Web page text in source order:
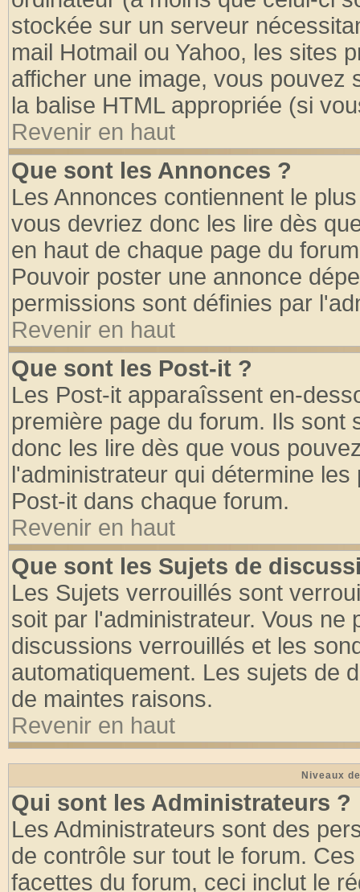
stockée sur un serveur
mail Hotmail ou Yahoo, les sites
afficher une image, vous pouvez
la balise HTML appropriée (si
Revenir en haut
Que sont les Annonces ?
Les Annonces contiennent le
vous devriez donc les lire dès
en haut de chaque page du
Pouvoir poster une annonce
permissions sont définies par
Revenir en haut
Que sont les Post-it ?
Les Post-it apparaîssent en-
première page du forum. Ils
donc les lire dès que vous
l'administrateur qui détermine
Post-it dans chaque forum.
Revenir en haut
Que sont les Sujets de
Les Sujets verrouillés sont
soit par l'administrateur. Vous
discussions verrouillés et les
automatiquement. Les sujets de
de maintes raisons.
Revenir en haut
Niveaux
Qui sont les Administrateurs ?
Les Administrateurs sont des
de contrôle sur tout le forum.
facettes du forum, ceci inclut le